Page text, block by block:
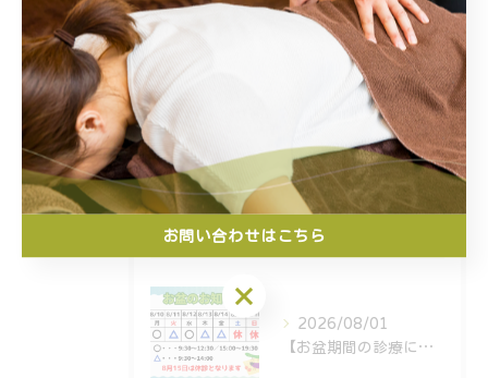
保険診療
交通事故
スポーツ障害
最近の投稿 Recent Posts
2026/08/01
【お盆期間の診療について🎑】
お問い合わせはこちら
お問い合わせはこちら